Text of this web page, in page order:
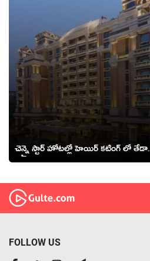
చెన్నై స్టార్ హోటల్లో హెయిర్ కటింగ్ లో తేడా..
FOLLOW US